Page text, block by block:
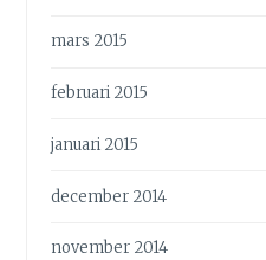
mars 2015
februari 2015
januari 2015
december 2014
november 2014